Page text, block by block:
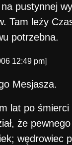
pustynnej
Tam leży
potrzebna.
12:49 pm]
Mesjasza.
lat po
że